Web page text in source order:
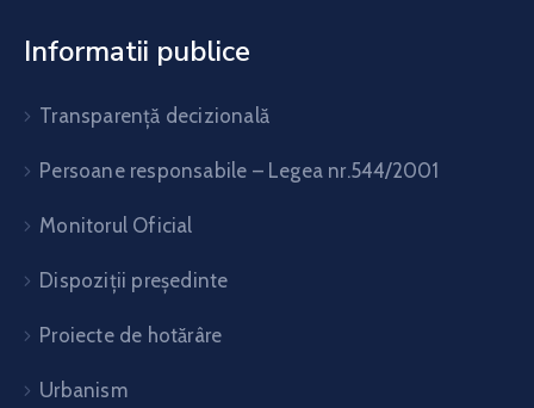
Informatii publice
Transparență decizională
Persoane responsabile – Legea nr.544/2001
Monitorul Oficial
Dispoziții președinte
Proiecte de hotărâre
Urbanism